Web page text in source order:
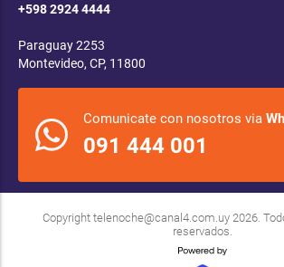
+598 2924 4444
Paraguay 2253
Montevideo, CP, 11800
Comunicate con nosotros via
091 444 001
Copyright telenoche@canal4.com.uy2026.
reservados.